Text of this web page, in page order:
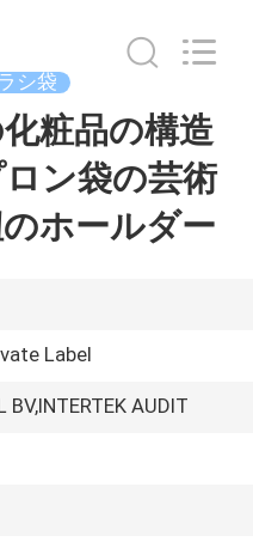
シ袋
粧品の構造
ン袋の芸術
ホールダー
Label
BV,INTERTEK AUDIT